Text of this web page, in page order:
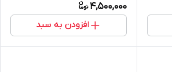
4,500,000
افزودن به سبد